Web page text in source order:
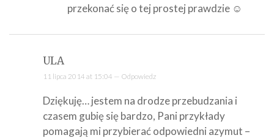
przekonać się o tej prostej prawdzie ☺
ULA
11 lipca 2014 at 15:04 — Odpowiedz
Dziękuję… jestem na drodze przebudzania i
czasem gubię się bardzo, Pani przykłady
pomagają mi przybierać odpowiedni azymut –